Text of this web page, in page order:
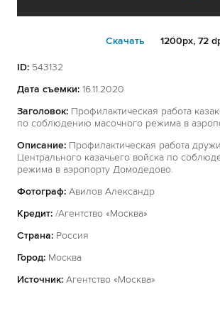
Cкачать 1200px, 72
ID: 543132
Дата съемки: 16.11.2020
Заголовок: Профилактическая работа
по соблюдению масочного режима в
Описание: Профилактическая работа
Центрального казачьего войска по
режима в аэропорту Домодедово.
Фотограф: Авилов Александр
Кредит: /Агентство «Москва»
Страна: Россия
Город: Москва
Источник: Агентство «Москва»